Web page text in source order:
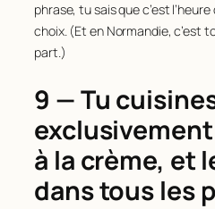
phrase, tu sais que c’est
choix. (Et en Normandie, c’est
part.)
9 — Tu
à la crème, et
dans tous les